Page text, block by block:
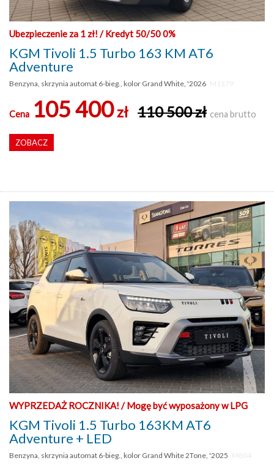
Ubezpieczenie za 1 zł! / Kredyt 50/50 0%
KGM Tivoli 1.5 Turbo 163 KM AT6
Adventure
Benzyna, skrzynia automat 6-bieg., kolor Grand White, '2026
Cena 105 400zł 110 500 zł cena brutto
ZOBACZ
WYPRZEDAŻ ROCZNIKA! / Mogę być wyposażony w LPG
KGM Tivoli 1.5 Turbo 163KM AT6
Adventure + LED
Benzyna, skrzynia automat 6-bieg., kolor Grand White 2Tone, '2025